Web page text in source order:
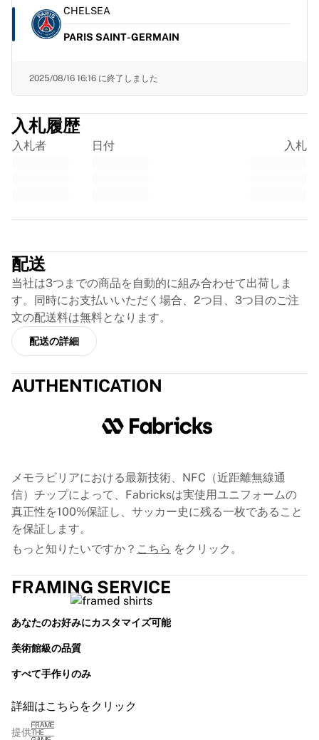
スーダル・クイックステップ
Netcompany INEOS
自転車競技をすべて表示
ラグビー
フランス・ラグビー
グロスター・ラグビー
バース・ラグビー
クリケット
デリー・キャピタルズ
西インド諸島
クリケット・アイルランド
クリケットをすべて表示
アイスホッケー
オールボー・パイレーツ
トレ・クローナー
NHLアラムナイ
アイスホッケーをすべて表示
GLORYキックボクシング
シャツの額装
シャツの認証
マイコレクション
CHELSEA
PARIS SAINT-GERMAIN
2025/08/16 16:16 に終了しました
入札履歴
入札者 日付 入札
配送
当社は3つまでの商品を自動的に組み合わせて出荷しま
す。同時にお支払いいただく場合、2つ目、3つ目のご注
文の配送料は無料となります。
配送の詳細
AUTHENTICATION
メモラビリアにおける最新技術、NFC（近距離無線通
信）チップによって、Fabricksは実使用ユニフォームの
真正性を100%保証し、サッカー史に残る一枚であること
を保証します。
もっと知りたいですか？ こちら をクリック。
FRAMING SERVICE
あなたのお好みにカスタマイズ可能
美術館級の品質
すべて手作りのみ
詳細はこちらをクリック
提供